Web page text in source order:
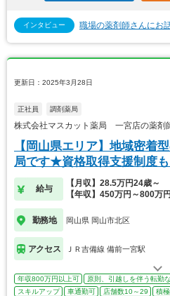
インタビュー 職場の薬剤師さんにお
更新日：2025年3月28日
正社員 調剤薬局
株式会社マスカット薬局 一宮店の薬剤
【岡山県エリア】地域密着
局です★資格取得支援制度も
給与
【月収】28.5万円24歳～
【年収】450万円～800万円
勤務地 岡山県 岡山市北区
アクセス ＪＲ吉備線 備前一宮駅
年収800万円以上可 原則、引越しを伴う転勤な
スキルアップ
車通勤可 店舗数10～29 積